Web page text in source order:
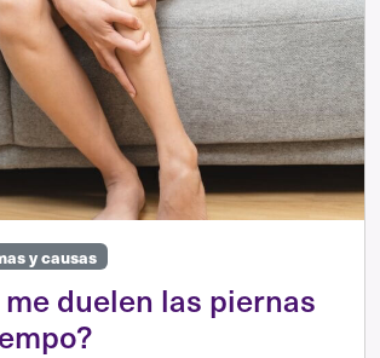
y causas
duelen las piernas